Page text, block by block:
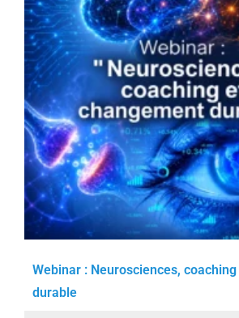
Webinar : Neurosciences,
durable